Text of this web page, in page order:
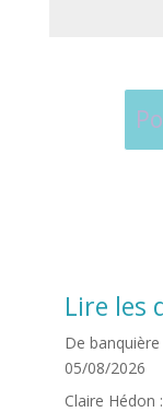
Lire les
De
05/08/2026
Claire Hédon